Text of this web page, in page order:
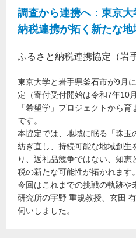
調査から連携へ：東京
納税連携が拓く新たな
ふるさと納税連携協定（岩
東京大学と岩手県釜石市が9月
定（寄付受付開始は令和7年10
「希望学」プロジェクトから
です。
本協定では、地域に眠る「珠玉
紡ぎ直し、持続可能な地域創生
り、返礼品競争ではない、知
税の新たな可能性が拓かれます。
今回はこれまでの挑戦の軌跡や
研究所の宇野 重規教授、玄田
伺いしました。